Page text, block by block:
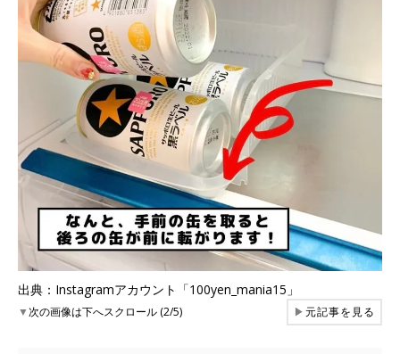
出典：Instagramアカウント「100yen_mania15」
▼次の画像は下へスクロール (2/5) ▶元記事を見る